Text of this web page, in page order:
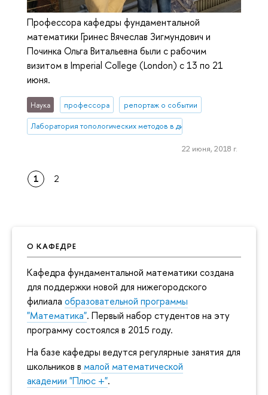
О КАФЕДРЕ
Кафедра фундаментальной математики создана
для поддержки новой для нижегородского
филиала образовательной программы
"Математика". Первый набор студентов на эту
программу состоялся в 2015 году.
На базе кафедры ведутся регулярные занятия для
школьников в малой математической
академии "Плюс +".
Профессора кафедры фундаментальной
математики Гринес Вячеслав Зигмундович и
Починка Ольга Витальевна были с рабочим
визитом в Imperial College (London) с 13 по 21
июня.
Наука профессора репортаж о событии
Лаборатория топологических методов в динамике
22 июня, 2018 г.
1 2